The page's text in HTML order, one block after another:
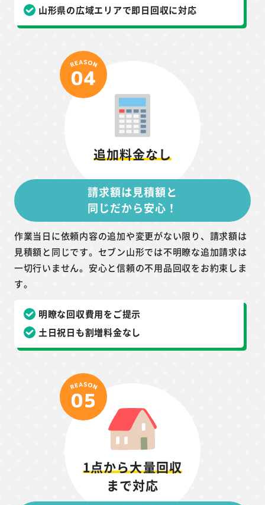
山形県の広域エリアで即日回収に対応
追加料金なし
請求額は見積額と
同じだから安心！
作業当日に依頼内容の追加や変更がない限り、請求額は
見積額と同じです。セブン山形では不明瞭な追加請求は
一切行いません。安心と信頼の不用品回収をお約束しま
す。
明瞭な回収費用をご提示
土日祝日も割増料金なし
1点から大量回収
まで対応